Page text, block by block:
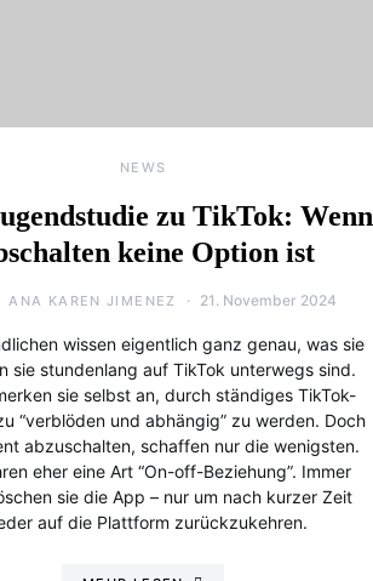
NEWS
zu TikTok: Wenn
keine Option ist
ANA KAREN JIMENEZ 21. November 2024
wissen eigentlich ganz genau, was sie
sie stundenlang auf TikTok unterwegs sind.
sie selbst an, durch ständiges TikTok-
“verblöden und abhängig” zu werden. Doch
abzuschalten, schaffen nur die wenigsten.
eher eine Art “On-off-Beziehung”. Immer
sie die App – nur um nach kurzer Zeit
auf die Plattform zurückzukehren.